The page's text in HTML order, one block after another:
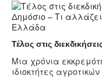
Ελλάδα
Τέλος στις
Μια χρόνια
ιδιοκτήτες